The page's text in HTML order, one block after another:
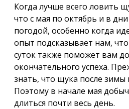
Когда лучше всего ловить
что с мая по октябрь и в
погодой, особенно когда
опыт подсказывает нам,
суток также поможет вам
окончательного успеха.
знать, что щука после зимы
Поэтому в начале мая
длиться почти весь день.